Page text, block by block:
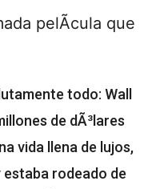
pelÃ­cula que
todo: Wall
de dÃ³lares
vida llena de lujos,
rodeado de